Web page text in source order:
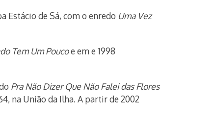
Estácio de Sá, com o enredo Uma Vez
Tem Um Poucoe em e 1998
Pra Não Dizer Que Não Falei das Flores
na União da Ilha. A partir de 2002